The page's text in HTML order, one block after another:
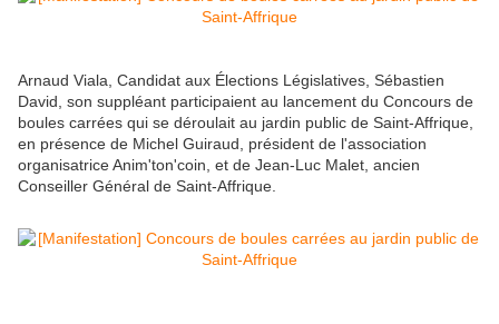
Arnaud Viala, Candidat aux Élections Législatives, Sébastien
David, son suppléant participaient au lancement du Concours de
boules carrées qui se déroulait au jardin public de Saint-Affrique,
en présence de Michel Guiraud, président de l'association
organisatrice Anim'ton'coin, et de Jean-Luc Malet, ancien
Conseiller Général de Saint-Affrique.